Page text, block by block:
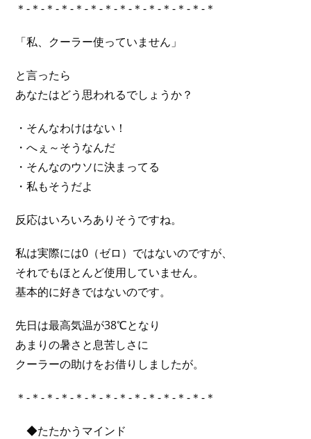
＊-＊-＊-＊-＊-＊-＊-＊-＊-＊-＊-＊-＊-＊
「私、クーラー使っていません」
と言ったら
あなたはどう思われるでしょうか？
・そんなわけはない！
・へぇ～そうなんだ
・そんなのウソに決まってる
・私もそうだよ
反応はいろいろありそうですね。
私は実際には0（ゼロ）ではないのですが、
それでもほとんど使用していません。
基本的に好きではないのです。
先日は最高気温が38℃となり
あまりの暑さと息苦しさに
クーラーの助けをお借りしましたが。
＊-＊-＊-＊-＊-＊-＊-＊-＊-＊-＊-＊-＊-＊
◆たたかうマインド